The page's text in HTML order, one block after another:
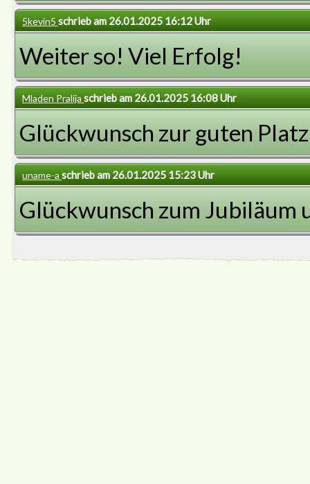
5kevin5 schrieb am 26.01.2025 16:12 Uhr
Weiter so! Viel Erfolg!
Mladen Pralija schrieb am 26.01.2025 16:08 Uhr
Glückwunsch zur guten
uname-a schrieb am 26.01.2025 15:23 Uhr
Glückwunsch zum Jubiläum